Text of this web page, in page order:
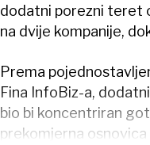
dodatni porezni teret
na dvije kompanije,
Prema
Fina InfoBiz-a,
bio bi koncentriran
prekomjerna osnovica